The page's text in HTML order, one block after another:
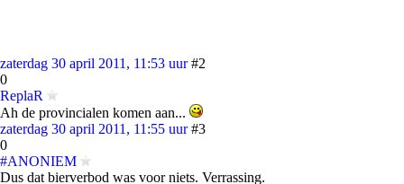
zaterdag 30 april 2011, 11:53 uur #2
0
ReplaR
Ah de provincialen komen aan...
zaterdag 30 april 2011, 11:55 uur #3
0
#ANONIEM
Dus dat bierverbod was voor niets. Verrassing.